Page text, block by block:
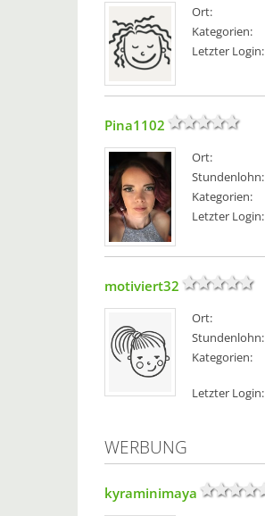
Ort:
Kategorien:
Letzter Login:
Pina1102
Ort:
Stundenlohn:
Kategorien:
Letzter Login:
motiviert32
Ort:
Stundenlohn:
Kategorien:
Letzter Login:
WERBUNG
kyraminimaya